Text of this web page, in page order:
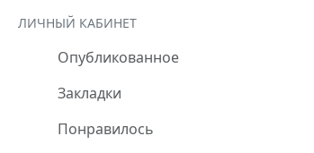
ЛИЧНЫЙ КАБИНЕТ
Опубликованное
Закладки
Понравилось